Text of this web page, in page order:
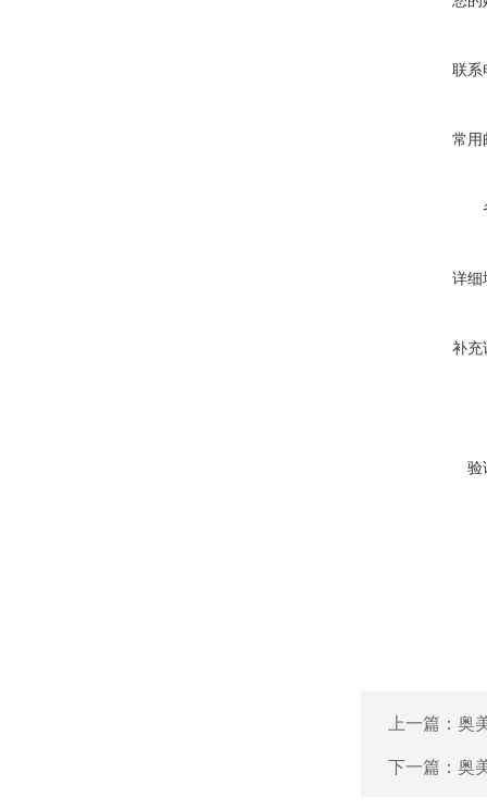
联系
常用
详细
补充
验
上一篇： 奥
下一篇： 奥